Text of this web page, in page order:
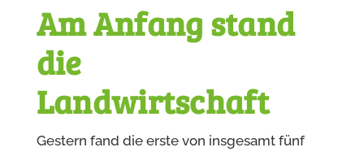
Start der
Fachtagungen
23. Oktober 2021
Am Anfang stand
die
Landwirtschaft
Gestern fand die erste von insgesamt fünf